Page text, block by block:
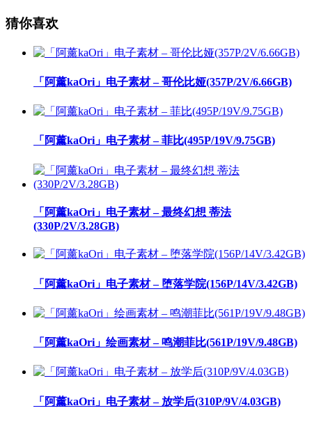
猜你喜欢
「阿薰kaOri」电子素材 – 哥伦比娅(357P/2V/6.66GB)
「阿薰kaOri」电子素材 – 菲比(495P/19V/9.75GB)
「阿薰kaOri」电子素材 – 最终幻想 蒂法
(330P/2V/3.28GB)
「阿薰kaOri」电子素材 – 堕落学院(156P/14V/3.42GB)
「阿薰kaOri」绘画素材 – 鸣潮菲比(561P/19V/9.48GB)
「阿薰kaOri」电子素材 – 放学后(310P/9V/4.03GB)